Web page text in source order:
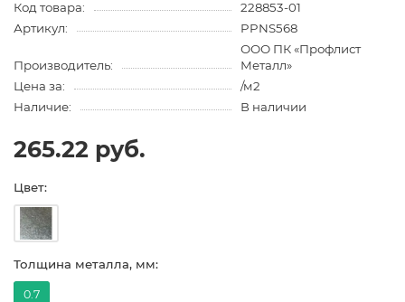
Код товара:
228853-01
Артикул:
PPNS568
Производитель:
ООО ПК «Профлист
Металл»
Цена за:
/м2
Наличие:
В наличии
265.22 руб.
Цвет:
Толщина металла, мм:
0.7